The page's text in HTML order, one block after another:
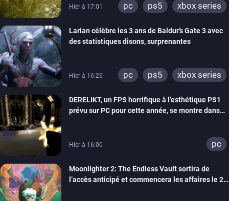
Hier à 17:01 pc ps5 xbox series
Larian célèbre les 3 ans de Baldur’s Gate 3 avec
des statistiques disons, surprenantes
Hier à 16:26 pc ps5 xbox series
DERELIKT, un FPS horrifique à l’esthétique PS1
prévu sur PC pour cette année, se montre dans
Hier à 16:00 pc
Moonlighter 2: The Endless Vault sortira de
l’accès anticipé et commencera les affaires le 2